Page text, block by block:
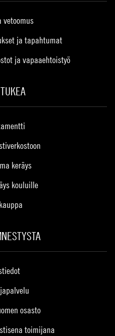
vetoomus
ja tapahtumat
ja vapaaehtoistyö
keräys
kouluille
osasto
toimijana